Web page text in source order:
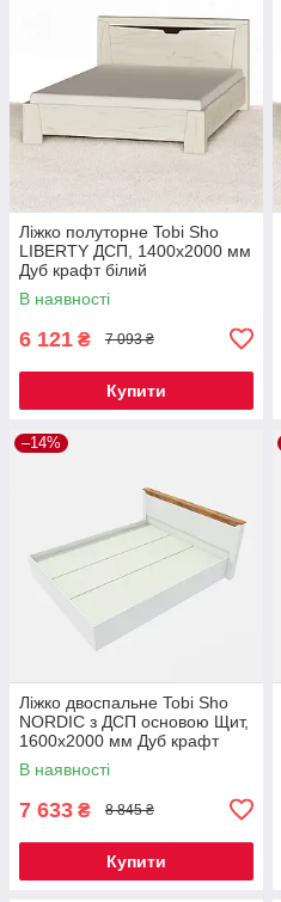
Ліжко полуторне Tobi Sho
LIBERTY ДСП, 1400х2000 мм
Дуб крафт білий
В наявності
6 121 ₴ 7 093 ₴
Купити
–14%
Ліжко двоспальне Tobi Sho
NORDIC з ДСП основою Щит,
1600х2000 мм Дуб крафт
золотий/білий
В наявності
7 633 ₴ 8 845 ₴
Купити